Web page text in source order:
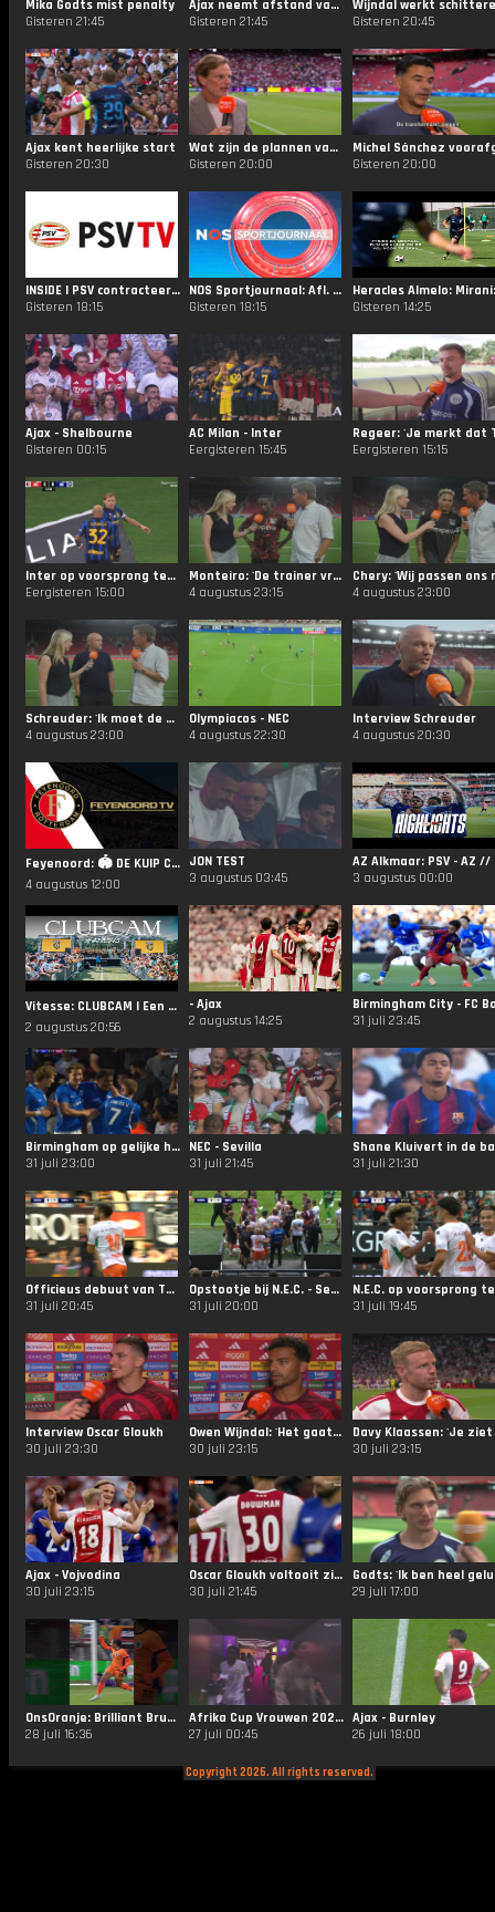
Mika Godts mist penalty
Gisteren 21:45
Ajax neemt afstand van Shelbourne
Gisteren 21:45
Gisteren 20:45
Ajax kent heerlijke start
Gisteren 20:30
Wat zijn de plannen van Mika Godts komend seizoen?
Gisteren 20:00
Gisteren 20:00
INSIDE | PSV contracteert Filip Kostić
Gisteren 18:15
NOS Sportjournaal: Afl. 125
Gisteren 18:15
Gisteren 14:25
Ajax - Shelbourne
Gisteren 00:15
AC Milan - Inter
Eergisteren 15:45
Eergisteren 15:15
Inter op voorsprong tegen AC Milan!
Eergisteren 15:00
Monteiro: 'De trainer vroeg of ik ready was en ik zei dat ik dat zeker was'
4 augustus 23:15
4 augustus 23:00
Schreuder: 'Ik moet de hele ploeg een compliment geven'
4 augustus 23:00
Olympiacos - NEC
4 augustus 22:30
Interview Schreuder
4 augustus 20:30
Feyenoord: 🏟️ DE KUIP CUP STORIES | 2026-2027
4 augustus 12:00
JON TEST
3 augustus 03:45
3 augustus 00:00
Vitesse: CLUBCAM | Een zonnige Fandag op Papendal! ☀️
2 augustus 20:56
- Ajax
2 augustus 14:25
31 juli 23:45
Birmingham op gelijke hoogte tegen Barcelona
31 juli 23:00
NEC - Sevilla
31 juli 21:45
31 juli 21:30
Officieus debuut van Tadic bij N.E.C.
31 juli 20:45
Opstootje bij N.E.C. - Sevilla
31 juli 20:00
31 juli 19:45
Interview Oscar Gloukh
30 juli 23:30
Owen Wijndal: 'Het gaat bij vlagen goed en we kunnen het nog beter doen'
30 juli 23:15
30 juli 23:15
Ajax - Vojvodina
30 juli 23:15
Oscar Gloukh voltooit zijn hattrick!
30 juli 21:45
29 juli 17:00
OnsOranje: Brilliant Brugts. ✨ #NothingLikeOranje #HBD
28 juli 16:36
Afrika Cup Vrouwen 2026: Marokko - Kenia
27 juli 00:45
Ajax - Burnley
26 juli 18:00
Copyright 2026. All rights reserved.